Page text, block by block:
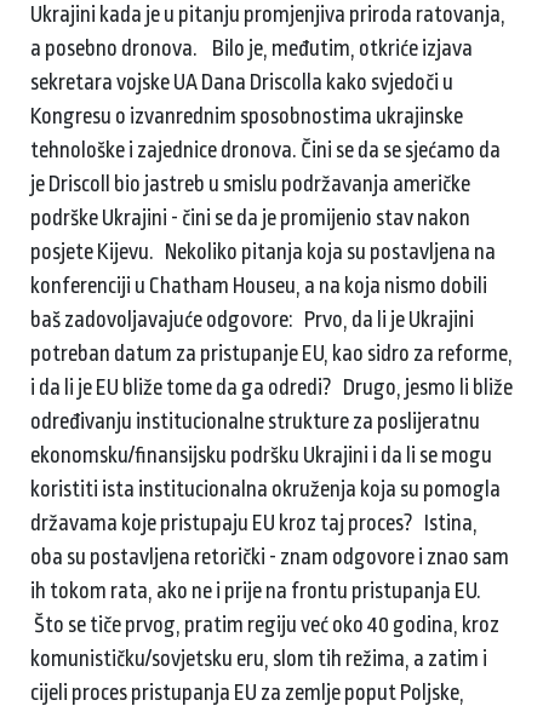
Ukrajini kada je u pitanju promjenjiva priroda ratovanja,
a posebno dronova. Bilo je, međutim, otkriće izjava
sekretara vojske UA Dana Driscolla kako svjedoči u
Kongresu o izvanrednim sposobnostima ukrajinske
tehnološke i zajednice dronova. Čini se da se sjećamo da
je Driscoll bio jastreb u smislu podržavanja američke
podrške Ukrajini - čini se da je promijenio stav nakon
posjete Kijevu. Nekoliko pitanja koja su postavljena na
konferenciji u Chatham Houseu, a na koja nismo dobili
baš zadovoljavajuće odgovore: Prvo, da li je Ukrajini
potreban datum za pristupanje EU, kao sidro za reforme,
i da li je EU bliže tome da ga odredi? Drugo, jesmo li bliže
određivanju institucionalne strukture za poslijeratnu
ekonomsku/finansijsku podršku Ukrajini i da li se mogu
koristiti ista institucionalna okruženja koja su pomogla
državama koje pristupaju EU kroz taj proces? Istina,
oba su postavljena retorički - znam odgovore i znao sam
ih tokom rata, ako ne i prije na frontu pristupanja EU.
Što se tiče prvog, pratim regiju već oko 40 godina, kroz
komunističku/sovjetsku eru, slom tih režima, a zatim i
cijeli proces pristupanja EU za zemlje poput Poljske,